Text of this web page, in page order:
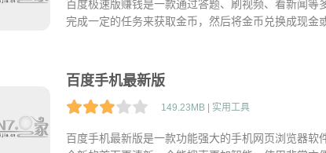
百度极速版赚钱是一款通过答题、刷视频、看新闻
完成一定的任务来获取金币，然后将金币兑换成现金
百度手机最新版
149.23MB | 实用工具
百度手机最新版是一款功能强大的手机网页浏览器软